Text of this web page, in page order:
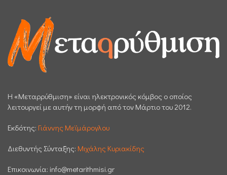
H «Μεταρρύθμιση» είναι ηλεκτρονικός κόμβος ο οποίος
λειτουργεί με αυτήν τη μορφή από τον Μάρτιο του 2012.
Εκδότης: Γιάννης Μεϊμάρογλου
Διεθυντής Σύνταξης: Μιχάλης Κυριακίδης
Επικοινωνία: info@metarithmisi.gr